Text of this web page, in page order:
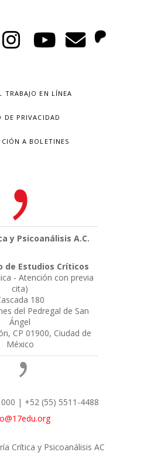
TRABAJO EN LÍNEA
DE PRIVACIDAD
A BOLETINES
y Psicoanálisis A.C.
de Estudios Críticos
- Atención con previa
cita)
180
del Pedregal de San
Ángel
CP 01900, Ciudad de
México
| +52 (55) 5511-4488
Crítica y Psicoanálisis AC